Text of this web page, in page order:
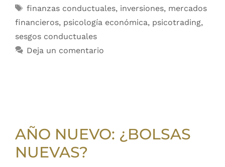
finanzas conductuales, inversiones, mercados
financieros, psicología económica, psicotrading,
sesgos conductuales
Deja un comentario
AÑO NUEVO: ¿BOLSAS
NUEVAS?